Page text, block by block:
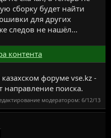
сборку будет найти
для других
следов не нашёл...
контента
форуме vse.kz -
направление поиска.
модератором: 6/12/13